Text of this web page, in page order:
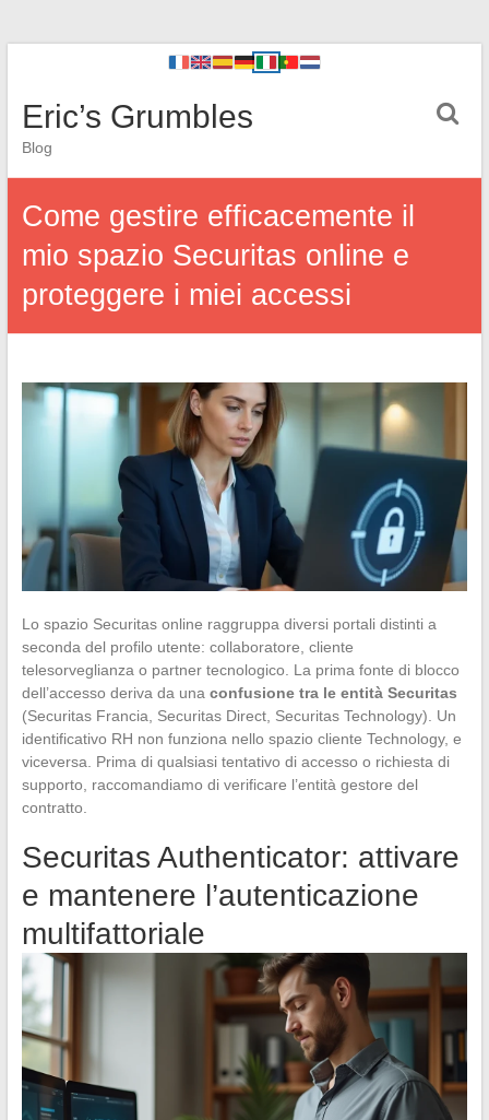
Eric’s Grumbles
Blog
Come gestire efficacemente il
mio spazio Securitas online e
proteggere i miei accessi
Lo spazio Securitas online raggruppa diversi portali distinti a
seconda del profilo utente: collaboratore, cliente
telesorveglianza o partner tecnologico. La prima fonte di blocco
dell’accesso deriva da una confusione tra le entità Securitas
(Securitas Francia, Securitas Direct, Securitas Technology). Un
identificativo RH non funziona nello spazio cliente Technology, e
viceversa. Prima di qualsiasi tentativo di accesso o richiesta di
supporto, raccomandiamo di verificare l’entità gestore del
contratto.
Securitas Authenticator: attivare
e mantenere l’autenticazione
multifattoriale